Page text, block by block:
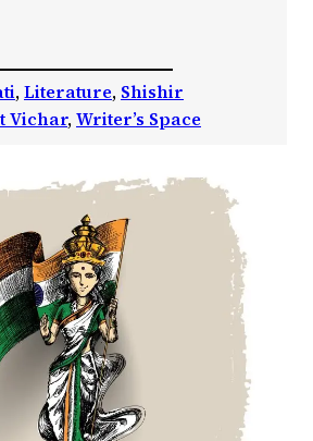
, Literature, Shishir
Vichar, Writer’s Space